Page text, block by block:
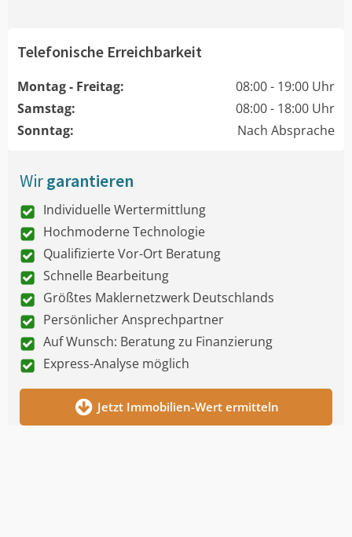
Telefonische Erreichbarkeit
Montag - Freitag:
08:00 - 19:00 Uhr
Samstag:
08:00 - 18:00 Uhr
Sonntag:
Nach Absprache
Wirgarantieren
Individuelle Wertermittlung
Hochmoderne Technologie
Qualifizierte Vor-Ort Beratung
Schnelle Bearbeitung
Größtes Maklernetzwerk Deutschlands
Persönlicher Ansprechpartner
Auf Wunsch: Beratung zu Finanzierung
Express-Analyse möglich
Jetzt Immobilien-Wert ermitteln